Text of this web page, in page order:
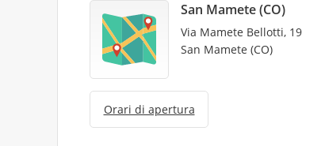
San Mamete (CO)
Via Mamete Bellotti, 19
San Mamete (CO)
Orari di apertura